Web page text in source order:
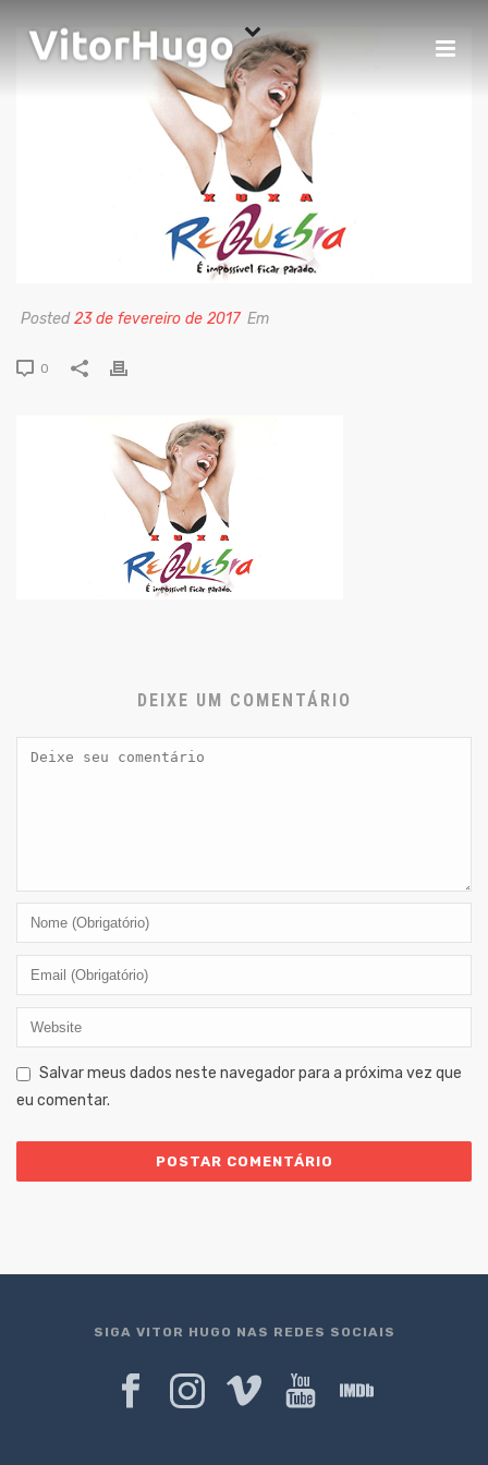
Posted23 de fevereiro de 2017 Em
0
DEIXE UM COMENTÁRIO
Salvar meus dados neste navegador para a próxima vez que
eu comentar.
SIGA VITOR HUGO NAS REDES SOCIAIS